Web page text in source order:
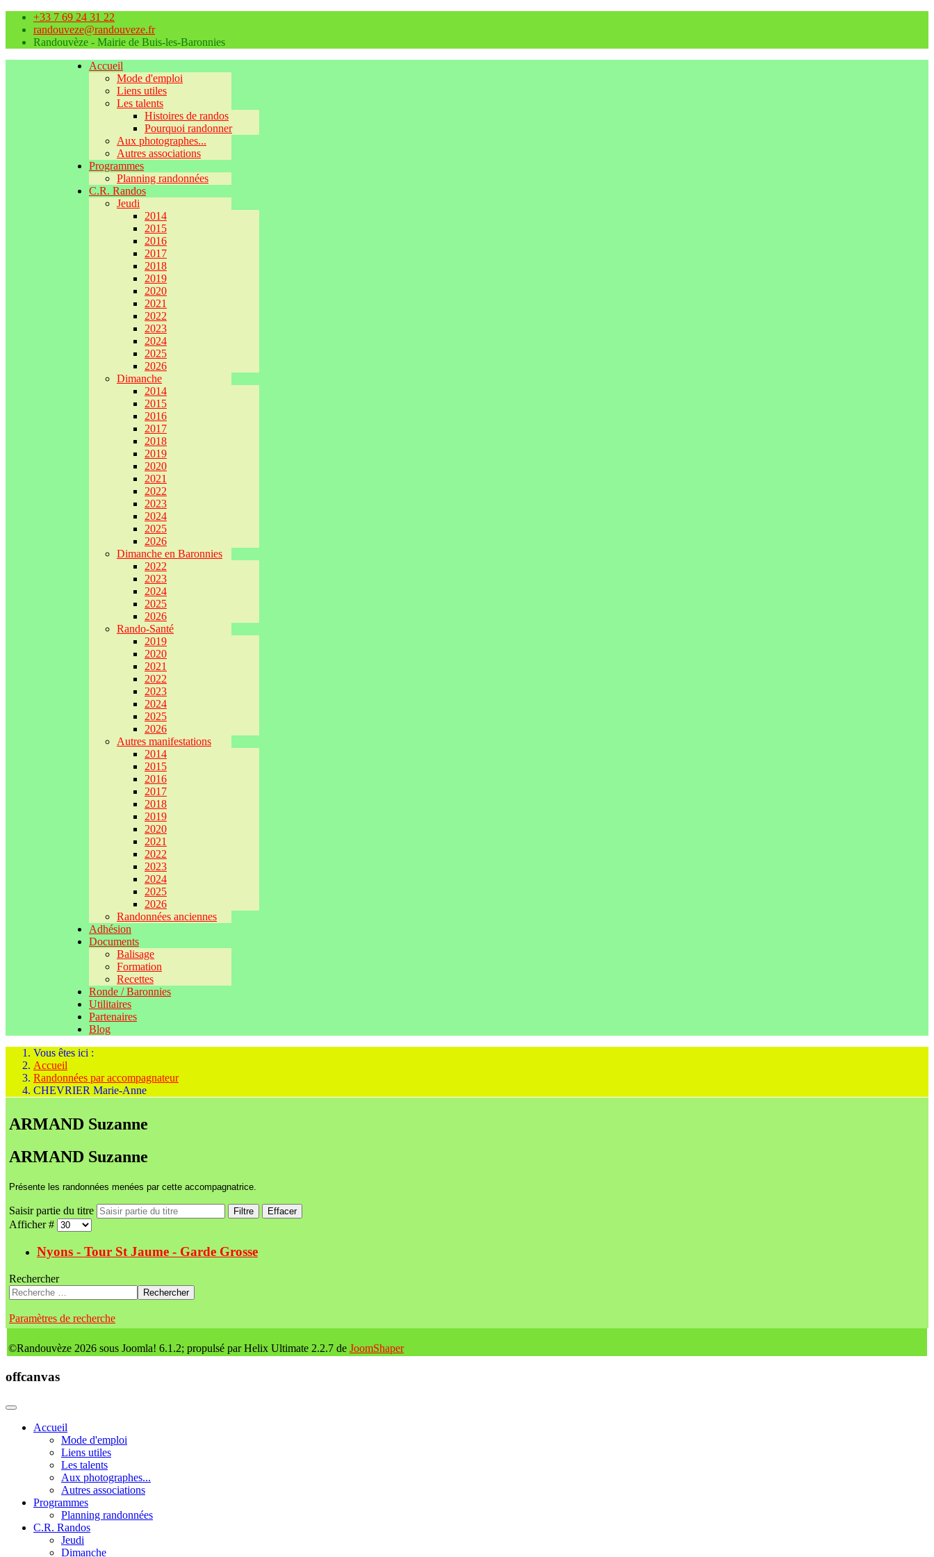
+33 7 69 24 31 22
randouveze@randouveze.fr
Randouvèze - Mairie de Buis-les-Baronnies
Accueil
Mode d'emploi
Liens utiles
Les talents
Histoires de randos
Pourquoi randonner
Aux photographes...
Autres associations
Programmes
Planning randonnées
C.R. Randos
Jeudi
2014
2015
2016
2017
2018
2019
2020
2021
2022
2023
2024
2025
2026
Dimanche
2014
2015
2016
2017
2018
2019
2020
2021
2022
2023
2024
2025
2026
Dimanche en Baronnies
2022
2023
2024
2025
2026
Rando-Santé
2019
2020
2021
2022
2023
2024
2025
2026
Autres manifestations
2014
2015
2016
2017
2018
2019
2020
2021
2022
2023
2024
2025
2026
Randonnées anciennes
Adhésion
Documents
Balisage
Formation
Recettes
Ronde / Baronnies
Utilitaires
Partenaires
Blog
Vous êtes ici :
Accueil
Randonnées par accompagnateur
CHEVRIER Marie-Anne
ARMAND Suzanne
ARMAND Suzanne
Présente les randonnées menées par cette accompagnatrice.
Saisir partie du titre Filtre Effacer
Afficher #
Nyons - Tour St Jaume - Garde Grosse
Rechercher
Rechercher
Paramètres de recherche
©Randouvèze 2026 sous Joomla! 6.1.2; propulsé par Helix Ultimate 2.2.7 de JoomShaper
offcanvas
Accueil
Mode d'emploi
Liens utiles
Les talents
Aux photographes...
Autres associations
Programmes
Planning randonnées
C.R. Randos
Jeudi
Dimanche